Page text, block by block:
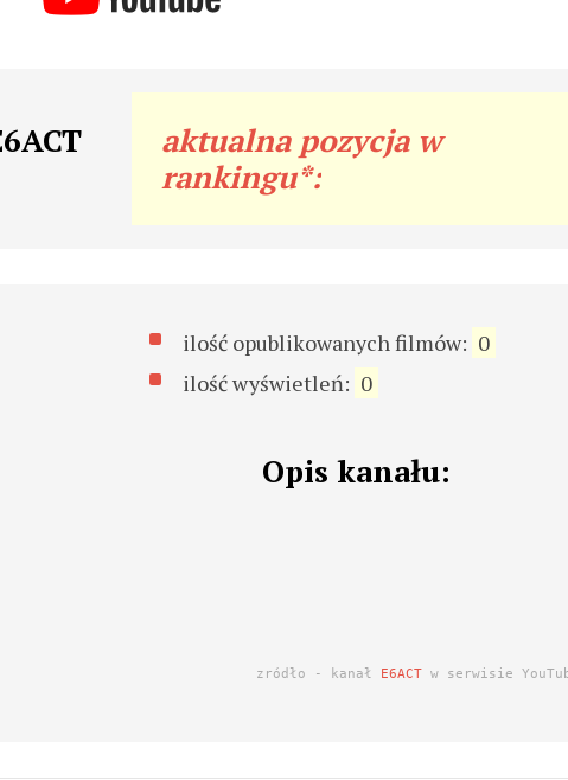
aktualna pozycja w
rankingu*:
ilość opublikowanych filmów: 0
ilość wyświetleń: 0
Opis kanału:
zródło - kanał E6ACT w serwisie